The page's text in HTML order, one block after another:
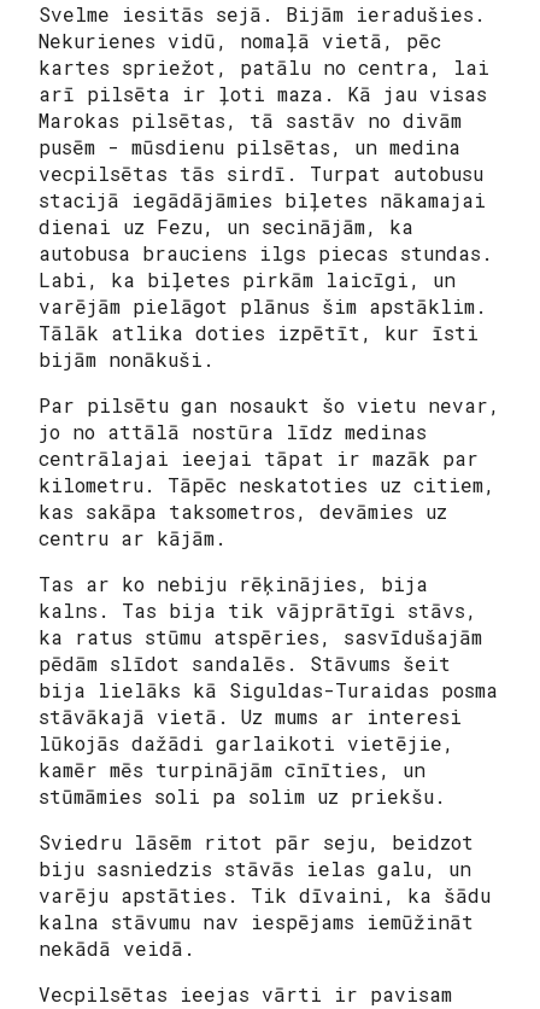
Svelme iesitās sejā. Bijām ieradušies.
Nekurienes vidū, nomaļā vietā, pēc
kartes spriežot, patālu no centra, lai
arī pilsēta ir ļoti maza. Kā jau visas
Marokas pilsētas, tā sastāv no divām
pusēm - mūsdienu pilsētas, un medina
vecpilsētas tās sirdī. Turpat autobusu
stacijā iegādājāmies biļetes nākamajai
dienai uz Fezu, un secinājām, ka
autobusa brauciens ilgs piecas stundas.
Labi, ka biļetes pirkām laicīgi, un
varējām pielāgot plānus šim apstāklim.
Tālāk atlika doties izpētīt, kur īsti
bijām nonākuši.
Par pilsētu gan nosaukt šo vietu nevar,
jo no attālā nostūra līdz medinas
centrālajai ieejai tāpat ir mazāk par
kilometru. Tāpēc neskatoties uz citiem,
kas sakāpa taksometros, devāmies uz
centru ar kājām.
Tas ar ko nebiju rēķinājies, bija
kalns. Tas bija tik vājprātīgi stāvs,
ka ratus stūmu atspēries, sasvīdušajām
pēdām slīdot sandalēs. Stāvums šeit
bija lielāks kā Siguldas-Turaidas posma
stāvākajā vietā. Uz mums ar interesi
lūkojās dažādi garlaikoti vietējie,
kamēr mēs turpinājām cīnīties, un
stūmāmies soli pa solim uz priekšu.
Sviedru lāsēm ritot pār seju, beidzot
biju sasniedzis stāvās ielas galu, un
varēju apstāties. Tik dīvaini, ka šādu
kalna stāvumu nav iespējams iemūžināt
nekādā veidā.
Vecpilsētas ieejas vārti ir pavisam